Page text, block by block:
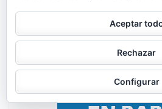
Aceptar
Rechazar
Configurar